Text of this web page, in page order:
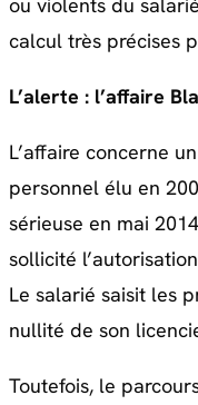
calcul très précises
L’alerte : l’affaire
L’affaire concerne
personnel élu en
sérieuse en mai
sollicité
Le salarié saisit les
nullité de son
Toutefois, le